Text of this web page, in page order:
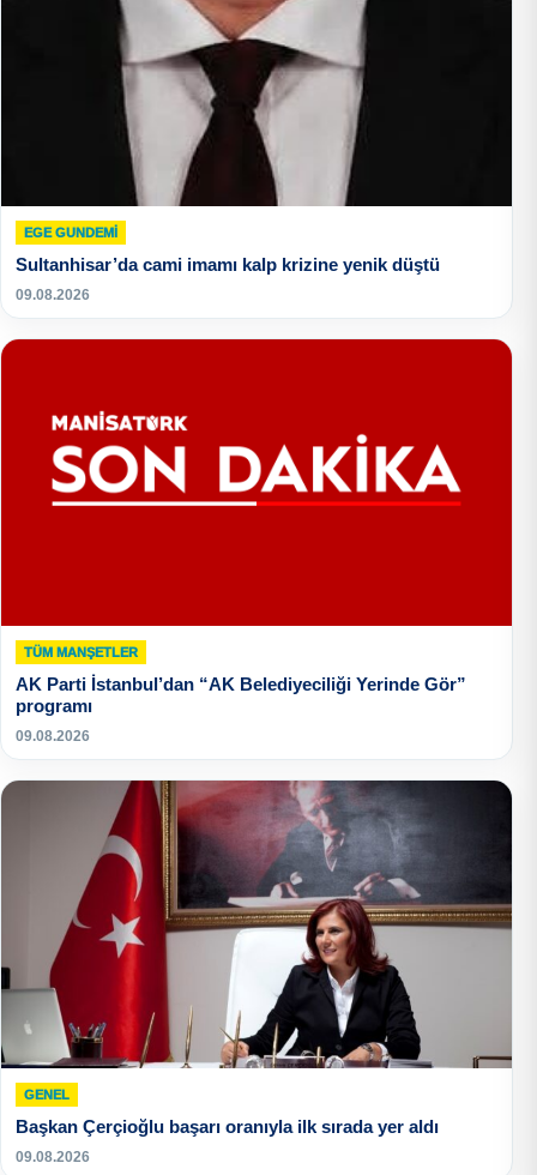
EGE GUNDEMİ
Sultanhisar’da cami imamı kalp krizine yenik düştü
09.08.2026
TÜM MANŞETLER
AK Parti İstanbul’dan “AK Belediyeciliği Yerinde Gör”
programı
09.08.2026
GENEL
Başkan Çerçioğlu başarı oranıyla ilk sırada yer aldı
09.08.2026